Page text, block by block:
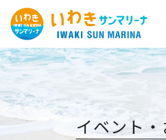
Skip
content
イベント